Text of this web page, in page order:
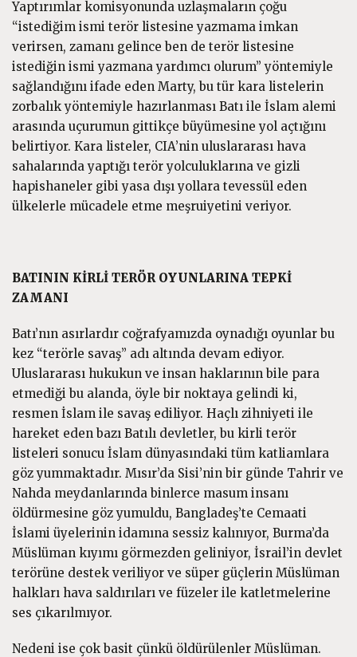
Yaptırımlar komisyonunda uzlaşmaların çoğu
“istediğim ismi terör listesine yazmama imkan
verirsen, zamanı gelince ben de terör listesine
istediğin ismi yazmana yardımcı olurum” yöntemiyle
sağlandığını ifade eden Marty, bu tür kara listelerin
zorbalık yöntemiyle hazırlanması Batı ile İslam alemi
arasında uçurumun gittikçe büyümesine yol açtığını
belirtiyor. Kara listeler, CIA’nin uluslararası hava
sahalarında yaptığı terör yolculuklarına ve gizli
hapishaneler gibi yasa dışı yollara tevessül eden
ülkelerle mücadele etme meşruiyetini veriyor.
BATININ KİRLİ TERÖR OYUNLARINA TEPKİ
ZAMANI
Batı’nın asırlardır coğrafyamızda oynadığı oyunlar bu
kez “terörle savaş” adı altında devam ediyor.
Uluslararası hukukun ve insan haklarının bile para
etmediği bu alanda, öyle bir noktaya gelindi ki,
resmen İslam ile savaş ediliyor. Haçlı zihniyeti ile
hareket eden bazı Batılı devletler, bu kirli terör
listeleri sonucu İslam dünyasındaki tüm katliamlara
göz yummaktadır. Mısır’da Sisi’nin bir günde Tahrir ve
Nahda meydanlarında binlerce masum insanı
öldürmesine göz yumuldu, Bangladeş’te Cemaati
İslami üyelerinin idamına sessiz kalınıyor, Burma’da
Müslüman kıyımı görmezden geliniyor, İsrail’in devlet
terörüne destek veriliyor ve süper güçlerin Müslüman
halkları hava saldırıları ve füzeler ile katletmelerine
ses çıkarılmıyor.
Nedeni ise çok basit çünkü öldürülenler Müslüman.